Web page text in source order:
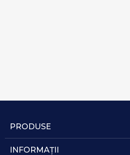
PRODUSE
INFORMAȚII